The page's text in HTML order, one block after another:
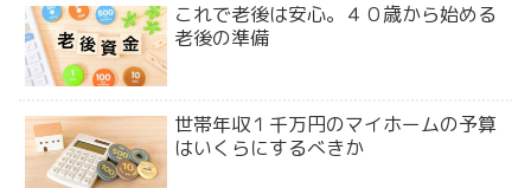
これで老後は安心。４０歳から始める
老後の準備
世帯年収１千万円のマイホームの予算
はいくらにするべきか